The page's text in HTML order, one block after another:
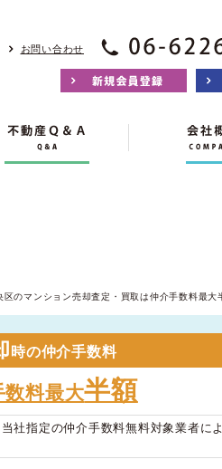
お問い合わせ
区のマンション売却査定・買取は仲介手数料最大
時の仲介手数料
数料最大半額
社指定の仲介手数料無料対象業者に